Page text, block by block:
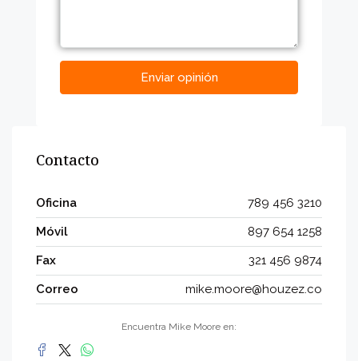
Enviar opinión
Contacto
Oficina
789 456 3210
Móvil
897 654 1258
Fax
321 456 9874
Correo
mike.moore@houzez.co
Encuentra Mike Moore en: